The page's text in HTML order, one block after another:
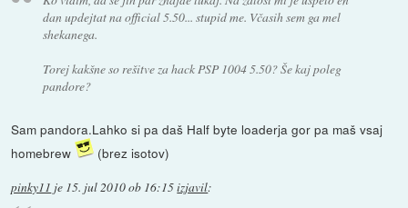
dan updejtat na official 5.50... stupid me. Včasih sem ga mel
shekanega.
Torej kakšne so rešitve za hack PSP 1004 5.50? Še kaj poleg
pandore?
Sam pandora.Lahko si pa daš Half byte loaderja gor pa maš vsaj
homebrew
(brez isotov)
pinky11 je 15. jul 2010 ob 16:15izjavil: